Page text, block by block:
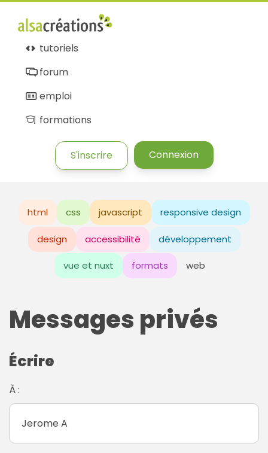
tutoriels
forum
emploi
formations
S'inscrire Connexion
html css javascript responsive design
design accessibilité développement
vue et nuxt formats web
Messages privés
Écrire
À :